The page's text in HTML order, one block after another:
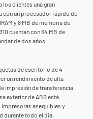
los clientes una gran
con un procesador rápido de
y 8 MB de memoria de
cuentan con 64 MB de
de dos años.
de escritorio de 4
un rendimiento de alta
impresión de transferencia
exterior de ABS está
asequibles y
durante todo el día,